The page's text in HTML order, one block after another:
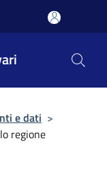
e dati >
regione